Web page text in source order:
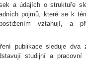
a údajích o struktuře
pojmů, které se k
vztahují, a
publikace sleduje dva
studijní a pracovní